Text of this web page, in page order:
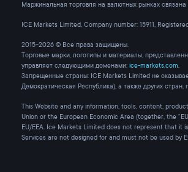
Маржинальная торговля на валютных рынках
ICE Markets Limited, Company number: 15911,
2015-2026 © Все права защищены.
Торговые марки, логотипы и материалы,
управляет следующими доменами: ice-markets.com.
Запрещенные страны: ICE Markets Limited не
Демократическая Республика), а также других
This Website and any information, tools, content,
Union or the European Economic Area (together, the
EU/EEA. Ice Markets Limited does not represent that it
Services are not designed for and must not be used by